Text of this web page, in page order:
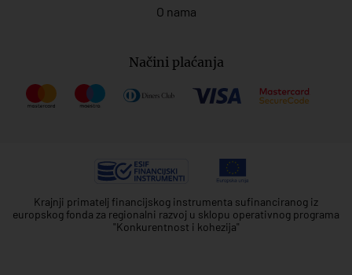
O nama
Načini plaćanja
Krajnji primatelj financijskog instrumenta sufinanciranog iz
europskog fonda za regionalni razvoj u sklopu operativnog programa
"Konkurentnost i kohezija"